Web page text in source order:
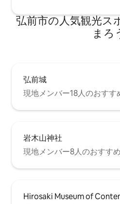
弘前市の人気観光ス
まろ
弘前城
現地メンバー18人のおすす
岩木山神社
現地メンバー8人のおすすめ
Hirosaki Museum of